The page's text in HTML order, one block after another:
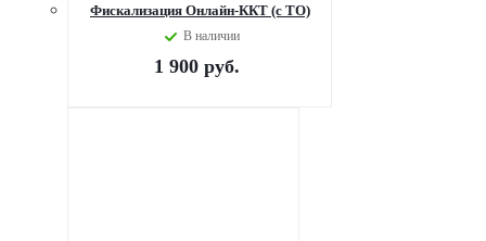
Фискализация Онлайн-ККТ (с ТО)
В наличии
1 900руб.